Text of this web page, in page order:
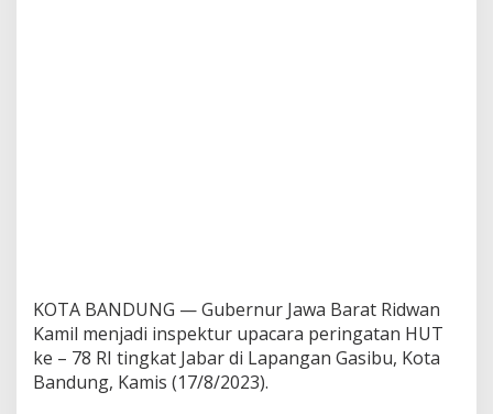
KOTA BANDUNG — Gubernur Jawa Barat Ridwan
Kamil menjadi inspektur upacara peringatan HUT
ke – 78 RI tingkat Jabar di Lapangan Gasibu, Kota
Bandung, Kamis (17/8/2023).